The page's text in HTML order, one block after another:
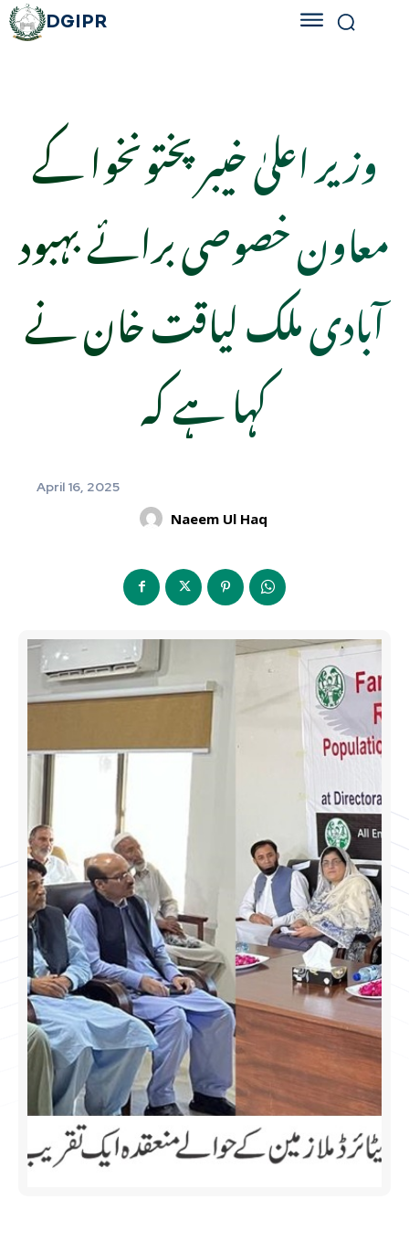
DGIPR
وزیر اعلیٰ خیبر پختونخوا کے
معاون خصوصی برائے بہبود
آبادی ملک لیاقت خان نے
کہا ہے کہ
April 16, 2025
Naeem Ul Haq